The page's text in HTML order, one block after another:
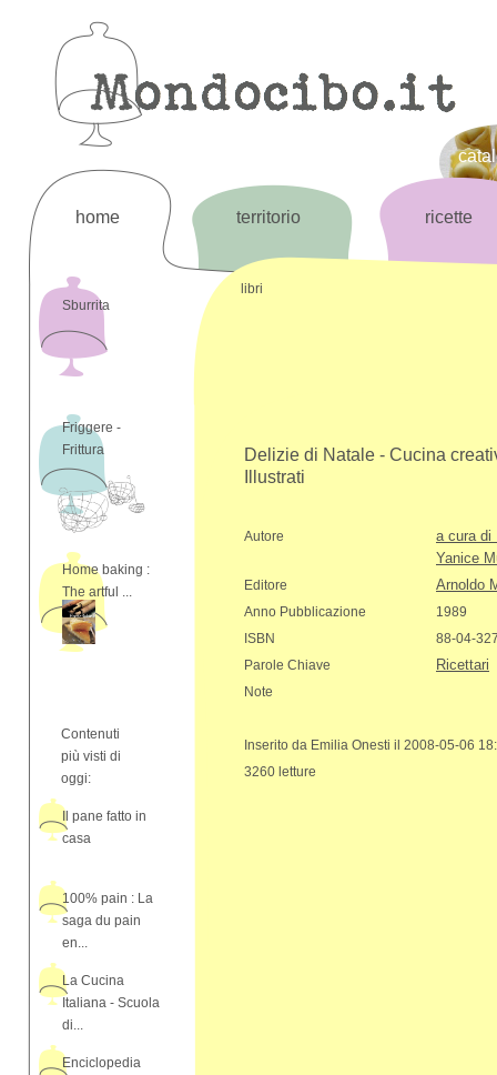
home territorio ricette
Sburrita
Friggere -
Frittura
Home baking :
The artful ...
Contenuti
più visti di
oggi:
Il pane fatto in
casa
100% pain : La
saga du pain
en...
La Cucina
Italiana - Scuola
di...
Enciclopedia
libri
Delizie di Natale - Cucina
Illustrati
Autore
a cura di
Yanice
Editore Arnoldo
Anno Pubblicazione
1989
ISBN
88-04-
Parole Chiave
Ricettari
Note
Inserito da Emilia Onesti il 2008-05-06
3260 letture